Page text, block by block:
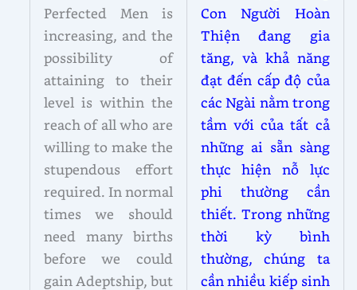
Perfected Men is
increasing, and the
possibility of
attaining to their
level is within the
reach of all who are
willing to make the
stupendous effort
required. In normal
times we should
need many births
before we could
gain Adeptship, but
Con Người Hoàn
Thiện đang gia
tăng, và khả năng
đạt đến cấp độ của
các Ngài nằm trong
tầm với của tất cả
những ai sẵn sàng
thực hiện nỗ lực
phi thường cần
thiết. Trong những
thời kỳ bình
thường, chúng ta
cần nhiều kiếp sinh